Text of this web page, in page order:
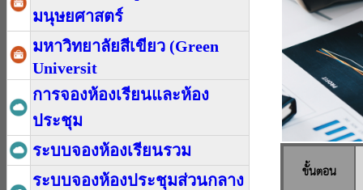
มนุษยศาสตร์
มหาวิทยาลัยสีเขียว (Green
Universit
การจองห้องเรียนและห้อง
ประชุม
ระบบจองห้องเรียนรวม
ระบบจองห้องประชุมส่วนกลาง